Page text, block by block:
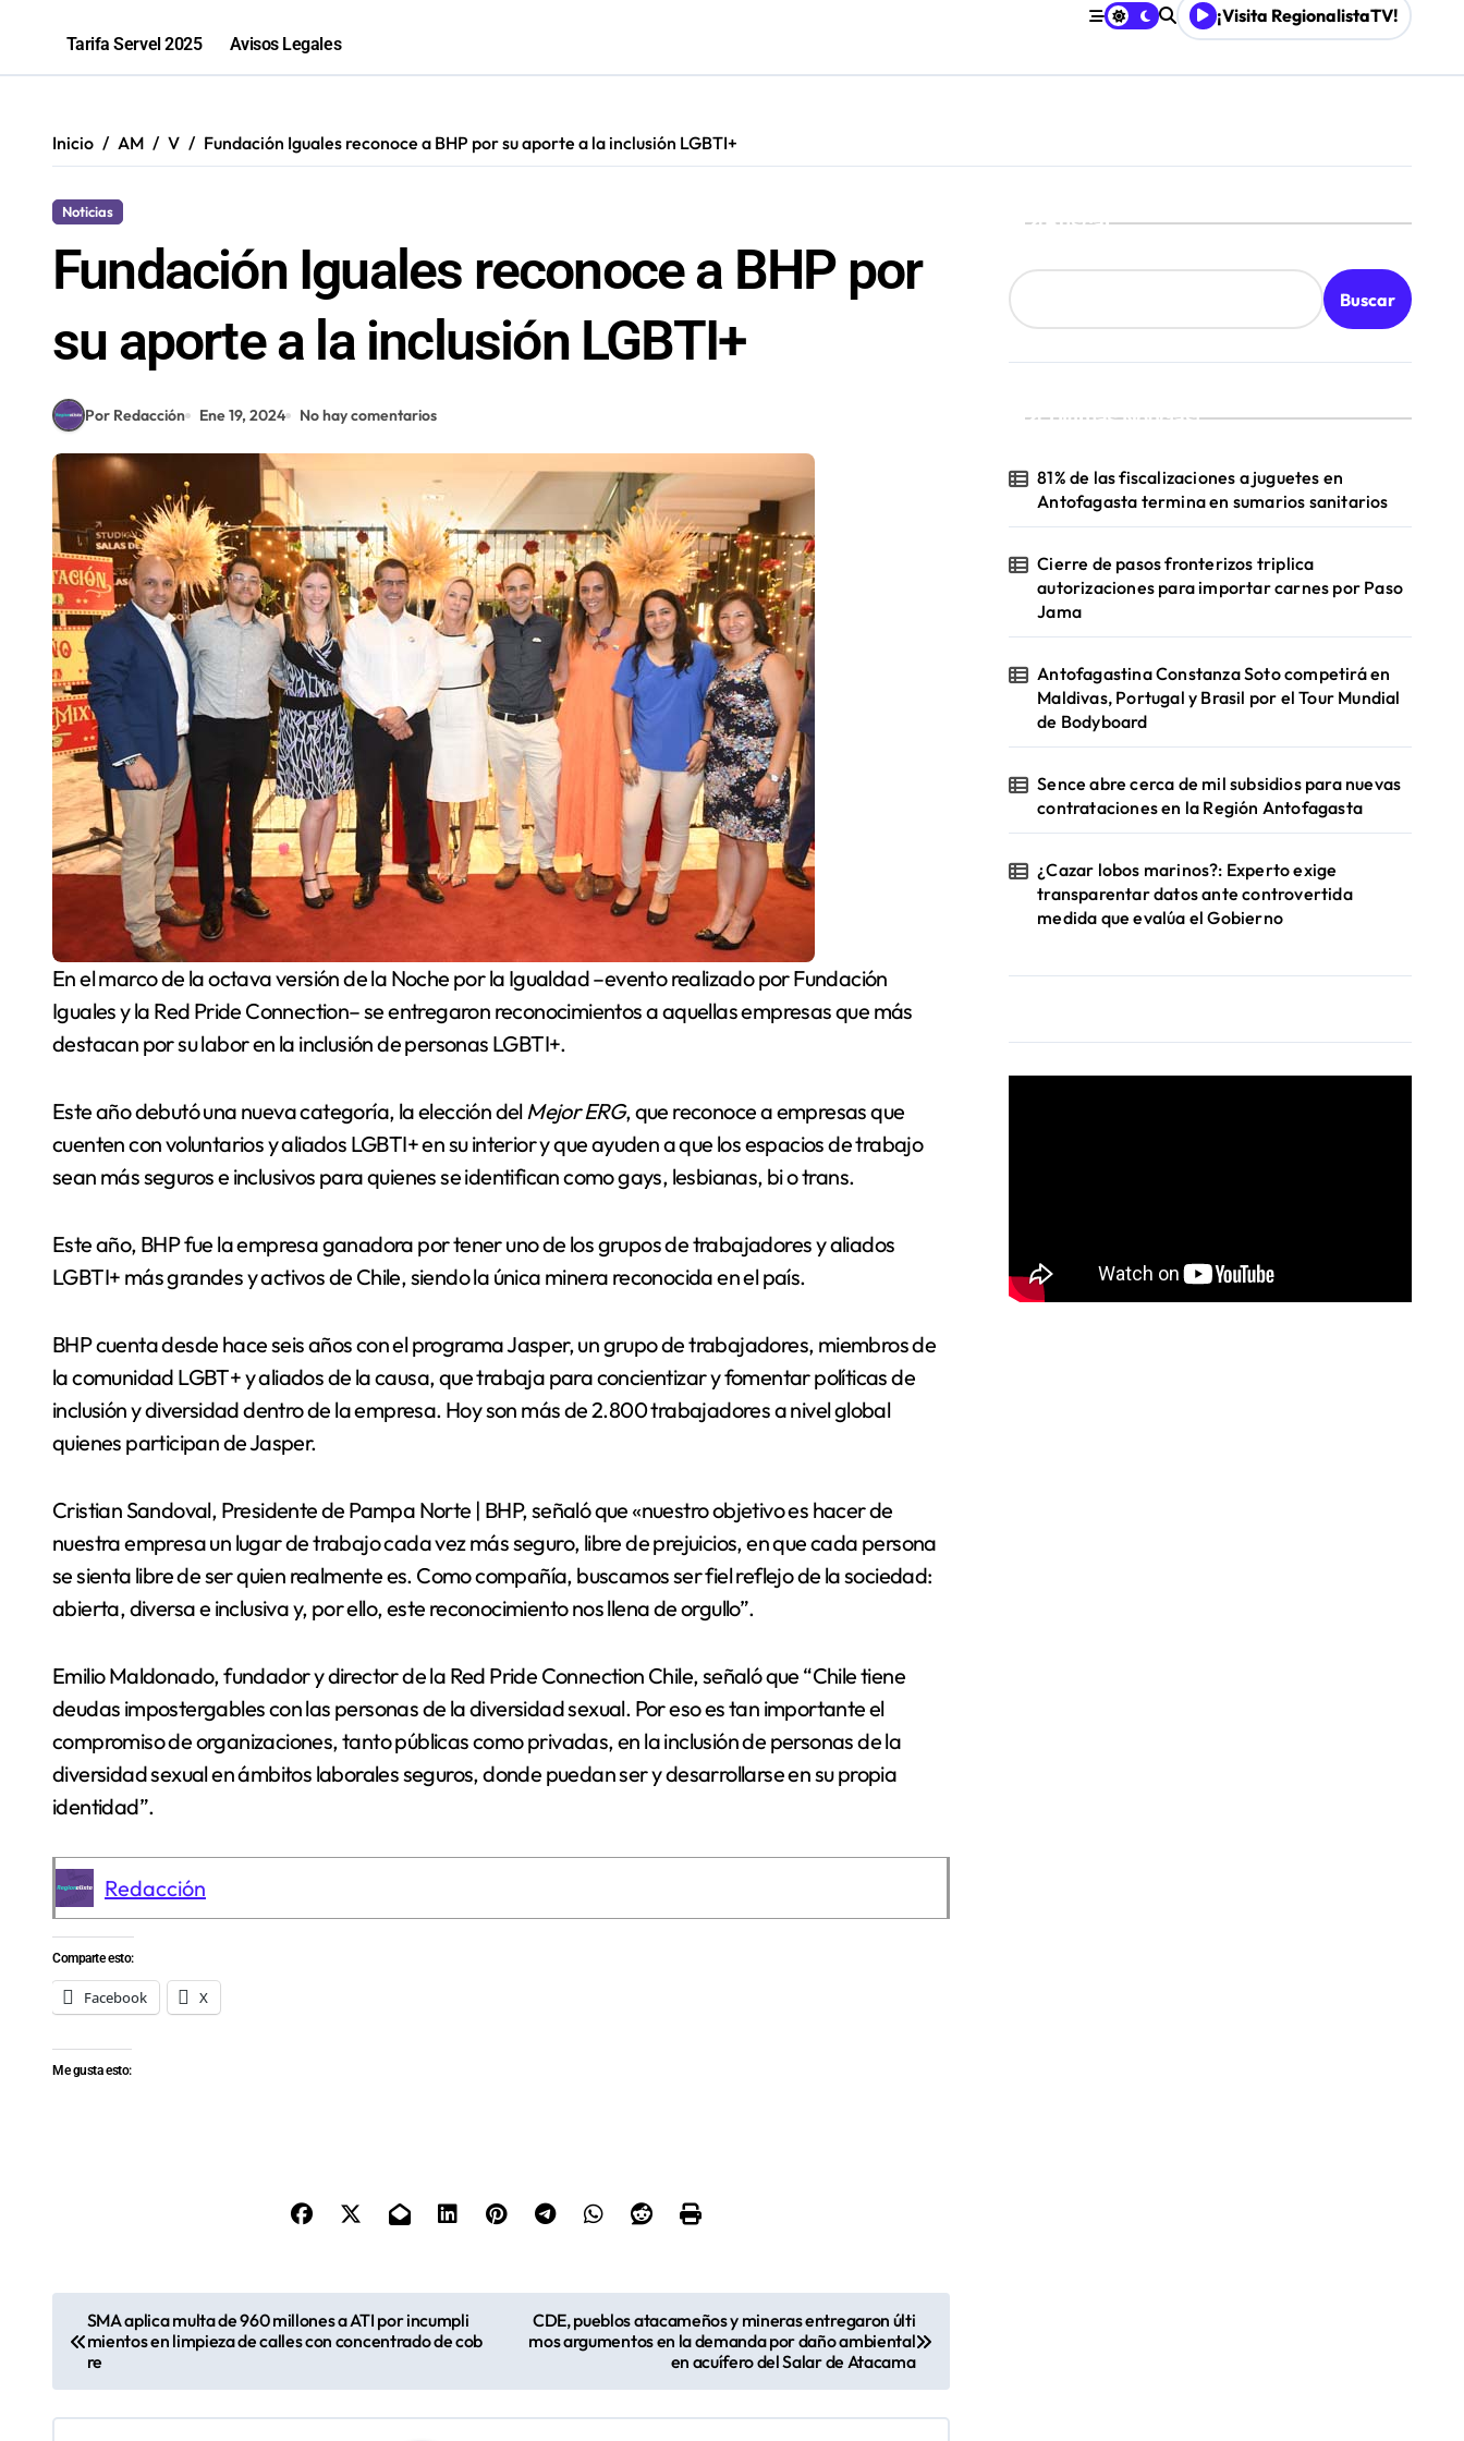
Tarifa Servel 2025 Avisos Legales
¡Visita RegionalistaTV!
Inicio AM V Fundación Iguales reconoce a BHP por su aporte a la inclusión LGBTI+
Noticias
Fundación Iguales reconoce a BHP por
su aporte a la inclusión LGBTI+
Por Redacción Ene 19, 2024 No hay comentarios
En el marco de la octava versión de la Noche por la Igualdad –evento realizado por Fundación
Iguales y la Red Pride Connection– se entregaron reconocimientos a aquellas empresas que más
destacan por su labor en la inclusión de personas LGBTI+.
Este año debutó una nueva categoría, la elección delMejor ERG, que reconoce a empresas que
cuenten con voluntarios y aliados LGBTI+ en su interior y que ayuden a que los espacios de trabajo
sean más seguros e inclusivos para quienes se identifican como gays, lesbianas, bi o trans.
Este año, BHP fue la empresa ganadora por tener uno de los grupos de trabajadores y aliados
LGBTI+ más grandes y activos de Chile, siendo la única minera reconocida en el país.
BHP cuenta desde hace seis años con el programa Jasper, un grupo de trabajadores, miembros de
la comunidad LGBT+ y aliados de la causa, que trabaja para concientizar y fomentar políticas de
inclusión y diversidad dentro de la empresa. Hoy son más de 2.800 trabajadores a nivel global
quienes participan de Jasper.
Cristian Sandoval, Presidente de Pampa Norte | BHP, señaló que «nuestro objetivo es hacer de
nuestra empresa un lugar de trabajo cada vez más seguro, libre de prejuicios, en que cada persona
se sienta libre de ser quien realmente es. Como compañía, buscamos ser fiel reflejo de la sociedad:
abierta, diversa e inclusiva y, por ello, este reconocimiento nos llena de orgullo”.
Emilio Maldonado, fundador y director de la Red Pride Connection Chile, señaló que “Chile tiene
deudas impostergables con las personas de la diversidad sexual. Por eso es tan importante el
compromiso de organizaciones, tanto públicas como privadas, en la inclusión de personas de la
diversidad sexual en ámbitos laborales seguros, donde puedan ser y desarrollarse en su propia
identidad”.
Redacción
Comparte esto:
Facebook X
Me gusta esto:
v
SMA aplica multa de 960 millones a ATI por incumpli
mientos en limpieza de calles con concentrado de cob
re
CDE, pueblos atacameños y mineras entregaron últi
mos argumentos en la demanda por daño ambiental
en acuífero del Salar de Atacama
Buscar
Buscar
¡Ultimas Noticias!
81% de las fiscalizaciones a juguetes en
Antofagasta termina en sumarios sanitarios
Cierre de pasos fronterizos triplica
autorizaciones para importar carnes por Paso
Jama
Antofagastina Constanza Soto competirá en
Maldivas, Portugal y Brasil por el Tour Mundial
de Bodyboard
Sence abre cerca de mil subsidios para nuevas
contrataciones en la Región Antofagasta
¿Cazar lobos marinos?: Experto exige
transparentar datos ante controvertida
medida que evalúa el Gobierno